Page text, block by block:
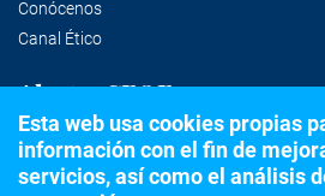
Conócenos
Canal Ético
Alertas CEOE
Suscríbete a la newsletter
Esta web usa cookies propias
información con el fin de
servicios, así como el análisis